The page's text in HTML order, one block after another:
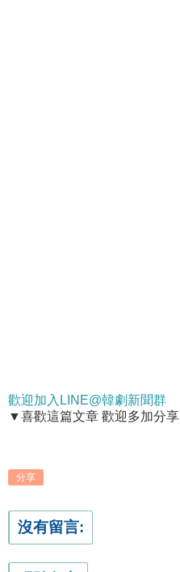
歡迎加入LINE@韓劇新聞群
▼喜歡這篇文章 歡迎多加分享
分享
沒有留言: